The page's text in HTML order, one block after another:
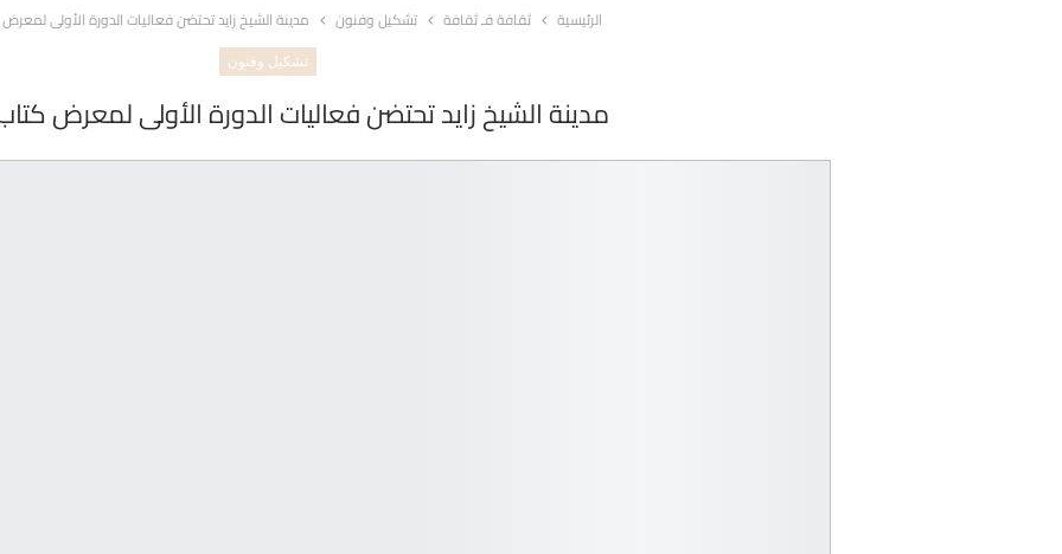
الرئيسية ثقافة فـ ثقافة تشكيل وفنون مدينة الشيخ زايد تحتضن فعاليات الدورة الأولى
تشكيل وفنون
مدينة الشيخ زايد تحتضن فعاليات الدورة الأولى لمعرض